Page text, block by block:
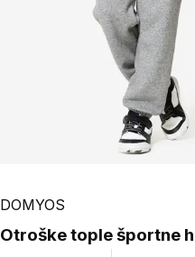
DOMYOS
Otroške tople športne